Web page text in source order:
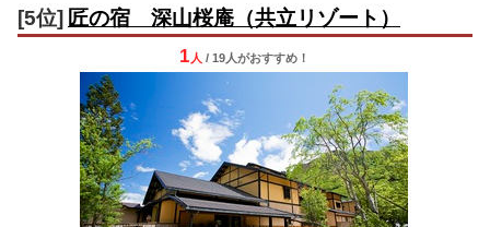
[5位] 匠の宿 深山桜庵（共立リゾート）
1 人 / 19人がおすすめ！